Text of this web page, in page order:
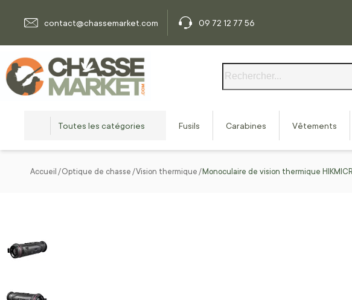
contact@chassemarket.com
09 72 12 77 56
Toutes les catégories Fusils Carabines Vêtements
Accueil Optique de chasse Vision thermique Monoculaire de vision thermique